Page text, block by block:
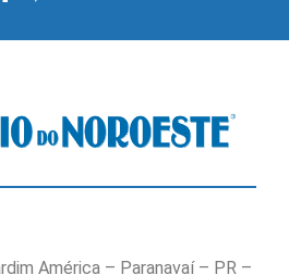
América – Paranavaí – PR –